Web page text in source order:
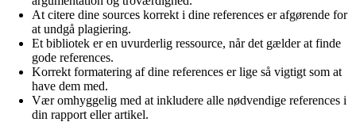
At citere dine sources korrekt i dine references er afgørende for
at undgå plagiering.
Et bibliotek er en uvurderlig ressource, når det gælder at finde
gode references.
Korrekt formatering af dine references er lige så vigtigt som at
have dem med.
Vær omhyggelig med at inkludere alle nødvendige references i
din rapport eller artikel.